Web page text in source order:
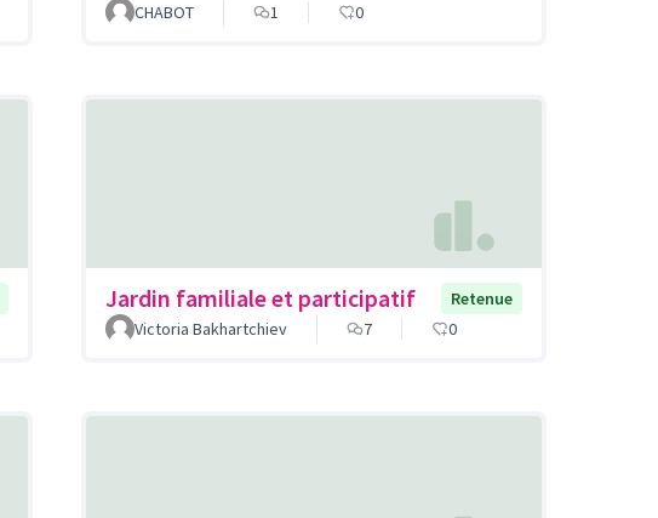
CHABOT 1 0
Jardin familiale et participatif
Retenue
Victoria Bakhartchiev
7 0